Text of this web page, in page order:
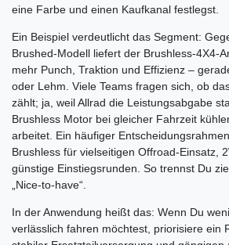
eine Farbe und einen Kaufkanal festlegst.
Ein Beispiel verdeutlicht das Segment:
Brushed-Modell liefert der Brushless-4X4-
mehr Punch, Traktion und Effizienz –
oder Lehm. Viele Teams fragen sich, ob
zählt; ja, weil Allrad die Leistungsabgabe
Brushless Motor bei gleicher Fahrzeit
arbeitet. Ein häufiger
Brushless für vielseitigen Offroad-Einsatz,
günstige Einstiegsrunden. So trennst Du
„Nice-to-have“.
In der Anwendung heißt das: Wenn Du
verlässlich fahren möchtest, priorisiere ein